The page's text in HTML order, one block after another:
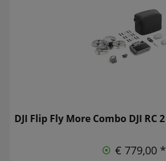
DJI Flip Fly More Combo DJI RC 2
€ 779,00 *